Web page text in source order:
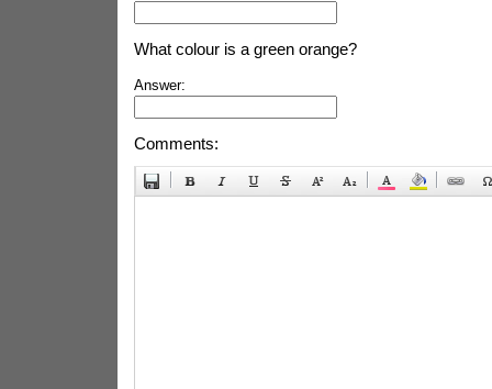
What colour is a green orange?
Answer:
Comments: